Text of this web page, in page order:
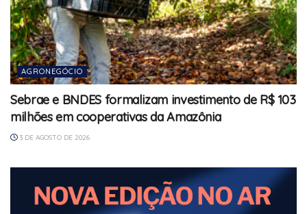
AGRONEGÓCIO
Sebrae e BNDES formalizam investimento de R$ 103
milhões em cooperativas da Amazônia
3 DE AGOSTO DE 2026